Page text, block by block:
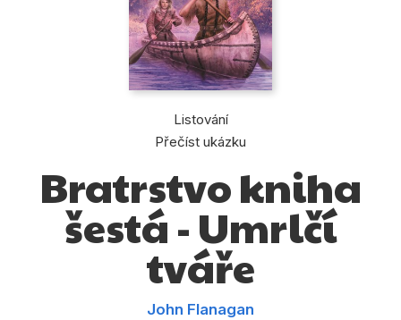
Tipy redakce
Beletrie pro děti
Beletrie pro dospělé
Dárkové publikace
Hobby
Jazyky
Listování
Přečíst ukázku
Bratrstvo kniha
šestá - Umrlčí
tváře
John Flanagan